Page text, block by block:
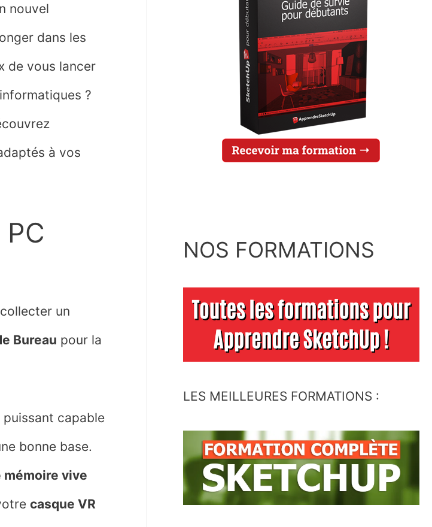
nouvel
dans les
de vous lancer
?
à vos
un
Bureau pour la
puissant capable
bonne base.
mémoire vive
casque VR
NOS FORMATIONS
LES MEILLEURES FORMATIONS :